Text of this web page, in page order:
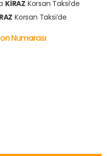
KİRAZ Korsan Taksi’de
Korsan Taksi’de
Numarası